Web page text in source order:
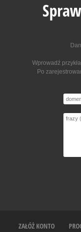
Wprowadź
Po
ZAŁÓŻ KONTO